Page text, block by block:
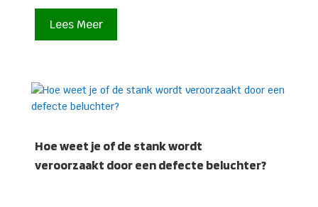
Lees Meer
Hoe weet je of de stank wordt
veroorzaakt door een defecte beluchter?